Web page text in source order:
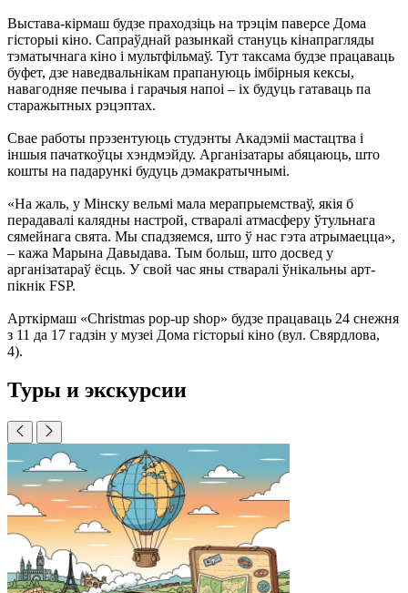
Выстава-кірмаш будзе праходзіць на трэцім паверсе Дома
гісторыі кіно. Сапраўднай разынкай стануць кінапрагляды
тэматычнага кіно і мультфільмаў. Тут таксама будзе працаваць
буфет, дзе наведвальнікам прапануюць імбірныя кексы,
навагодняе печыва і гарачыя напоі – іх будуць гатаваць па
старажытных рэцэптах.
Свае работы прэзентуюць студэнты Акадэміі мастацтва і
іншыя пачаткоўцы хэндмэйду. Арганізатары абяцаюць, што
кошты на падарункі будуць дэмакратычнымі.
«На жаль, у Мінску вельмі мала мерапрыемстваў, якія б
перадавалі калядны настрой, стваралі атмасферу ўтульнага
сямейнага свята. Мы спадзяемся, што ў нас гэта атрымаецца»,
– кажа Марына Давыдава. Тым больш, што досвед у
арганізатараў ёсць. У свой час яны стваралі ўнікальны арт-
пікнік FSP.
Арткірмаш «Christmas pop-up shop» будзе працаваць 24 снежня
з 11 да 17 гадзін у музеі Дома гісторыі кіно (вул. Свярдлова,
4).
Туры и экскурсии